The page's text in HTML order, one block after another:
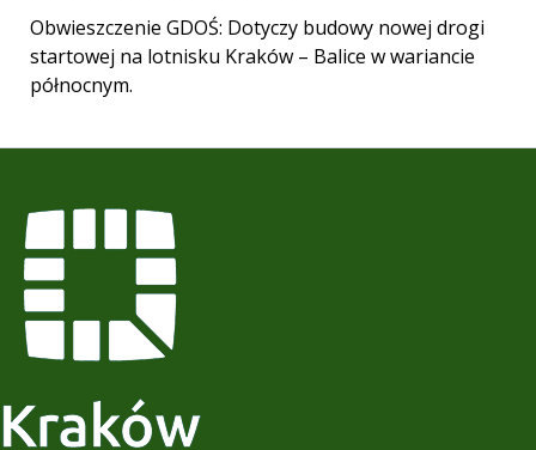
Obwieszczenie GDOŚ: Dotyczy budowy nowej drogi
startowej na lotnisku Kraków – Balice w wariancie
północnym.